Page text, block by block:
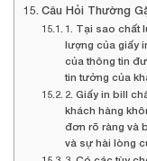
Câu Hỏi Thường
1. Tại sao chất
lượng của giấy
của thông tin
tin tưởng của
2. Giấy in bill
khách hàng
đơn rõ ràng và
và sự hài lòng